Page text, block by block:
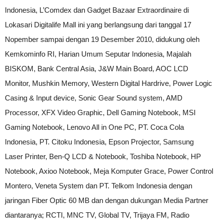
Indonesia, L’Comdex dan Gadget Bazaar Extraordinaire di
Lokasari Digitalife Mall ini yang berlangsung dari tanggal 17
Nopember sampai dengan 19 Desember 2010, didukung oleh
Kemkominfo RI, Harian Umum Seputar Indonesia, Majalah
BISKOM, Bank Central Asia, J&W Main Board, AOC LCD
Monitor, Mushkin Memory, Western Digital Hardrive, Power Logic
Casing & Input device, Sonic Gear Sound system, AMD
Processor, XFX Video Graphic, Dell Gaming Notebook, MSI
Gaming Notebook, Lenovo All in One PC, PT. Coca Cola
Indonesia, PT. Citoku Indonesia, Epson Projector, Samsung
Laser Printer, Ben-Q LCD & Notebook, Toshiba Notebook, HP
Notebook, Axioo Notebook, Meja Komputer Grace, Power Control
Montero, Veneta System dan PT. Telkom Indonesia dengan
jaringan Fiber Optic 60 MB dan dengan dukungan Media Partner
diantaranya; RCTI, MNC TV, Global TV, Trijaya FM, Radio